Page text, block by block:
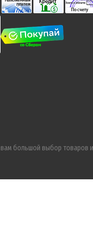
вам большой выбор товаров и